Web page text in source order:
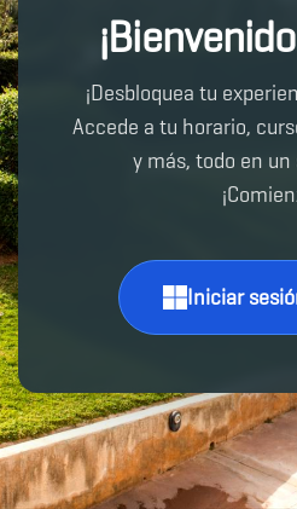
¡Desbloquea tu
Accede a tu horario,
y más, todo en
Iniciar